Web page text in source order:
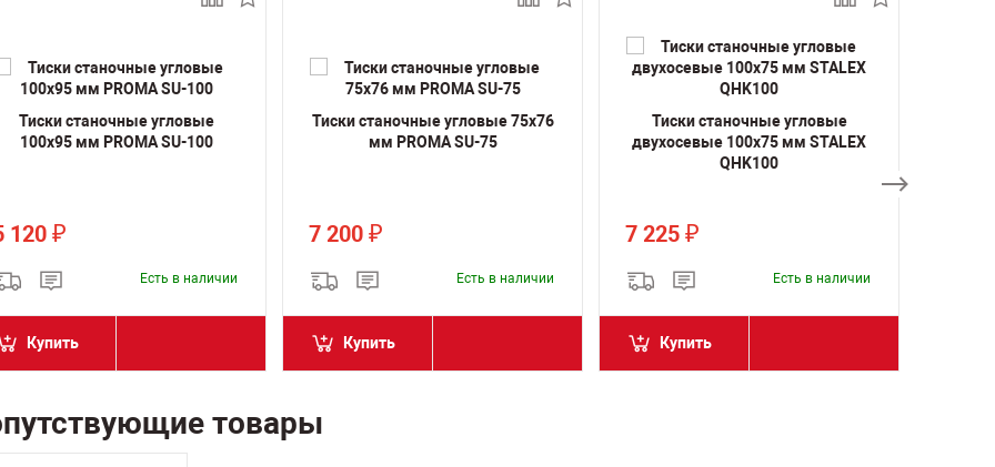
Тиски станочные угловые
100х95 мм PROMA SU-100
120 ₽
Есть в наличии
Купить
Тиски станочные угловые 75х76
мм PROMA SU-75
7 200 ₽
Есть в наличии
Купить
Тиски станочные угловые
двухосевые 100х75 мм STALEX
QHK100
7 225 ₽
Есть в наличии
Купить
товары